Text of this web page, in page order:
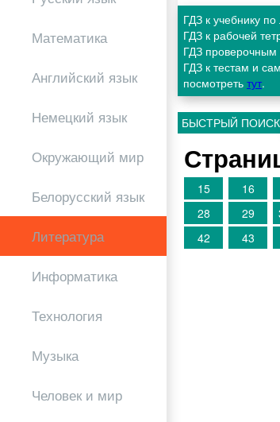
Математика
Английский язык
Немецкий язык
Окружающий мир
Белорусский язык
Литература
Информатика
Технология
Музыка
Человек и мир
ГДЗ к учебнику
ГДЗ к рабочей
ГДЗ проверочным
ГДЗ к тестам и
посмотреть тут.
БЫСТРЫЙ ПОИСК
15
16
28
29
42
43